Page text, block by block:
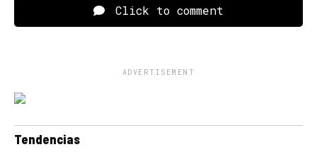
Click to comment
ADVERTISEMENT
Tendencias